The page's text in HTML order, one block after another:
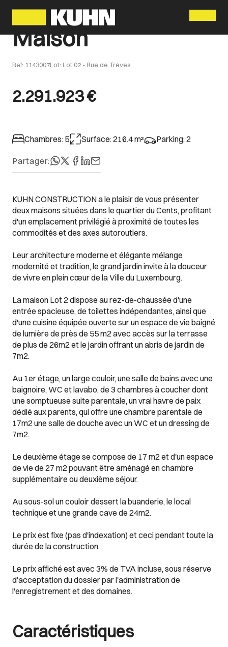
Maison
Ref: 1143007Lot: Lot 02 - Rue de Trèves
Chambres: 5 Surface:216.4m² Parking:2
Partager:
KUHN CONSTRUCTION a le plaisir de vous présenter
deux maisons situées dans le quartier du Cents, profitant
d'un emplacement privilégié à proximité de toutes les
commodités et des axes autoroutiers.
Leur architecture moderne et élégante mélange
modernité et tradition, le grand jardin invite à la douceur
de vivre en plein cœur de la Ville du Luxembourg.
La maison Lot 2 dispose au rez-de-chaussée d'une
entrée spacieuse, de toilettes indépendantes, ainsi que
d'une cuisine équipée ouverte sur un espace de vie baigné
de lumière de près de 55 m2 avec accès sur la terrasse
de plus de 26m2 et le jardin offrant un abris de jardin de
7m2.
Au 1er étage, un large couloir, une salle de bains avec une
baignoire, WC et lavabo, de 3 chambres à coucher dont
une somptueuse suite parentale, un vrai havre de paix
dédié aux parents, qui offre une chambre parentale de
17m2 une salle de douche avec un WC et un dressing de
7m2.
Le deuxième étage se compose de 17 m2 et d'un espace
de vie de 27 m2 pouvant être aménagé en chambre
supplémentaire ou deuxième séjour.
Au sous-sol un couloir dessert la buanderie, le local
technique et une grande cave de 24m2.
Le prix est fixe (pas d'indexation) et ceci pendant toute la
durée de la construction.
Le prix affiché est avec 3% de TVA incluse, sous réserve
d'acceptation du dossier par l'administration de
l'enregistrement et des domaines.
2.291.923 €
Caractéristiques
Menu